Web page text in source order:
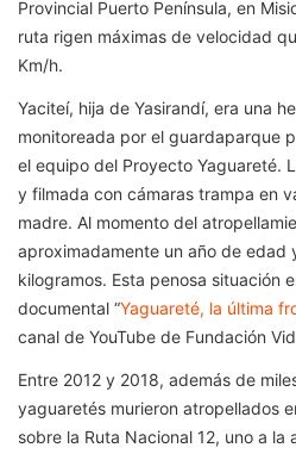
Provincial Puerto Península, en
ruta rigen máximas de velocidad
Km/h.
Yaciteí, hija de Yasirandí, era una
monitoreada por el guardaparque
el equipo del Proyecto Yaguareté.
y filmada con cámaras trampa en
madre. Al momento del
aproximadamente un año de edad
kilogramos. Esta penosa situación
documental “Yaguareté, la última
canal de YouTube de Fundación
Entre 2012 y 2018, además de
yaguaretés murieron atropellados
sobre la Ruta Nacional 12, uno a